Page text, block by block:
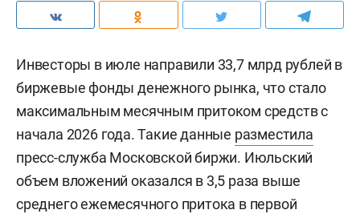
Инвесторы в июле направили 33,7 млрд рублей в
биржевые фонды денежного рынка, что стало
максимальным месячным притоком средств с
начала 2026 года. Такие данные разместила
пресс-служба Московской биржи. Июльский
объем вложений оказался в 3,5 раза выше
среднего ежемесячного притока в первой